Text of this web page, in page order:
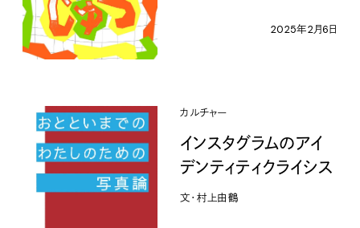
2025年2月6日
カルチャー
インスタグラムのアイ
デンティティクライシス
文・村上由鶴